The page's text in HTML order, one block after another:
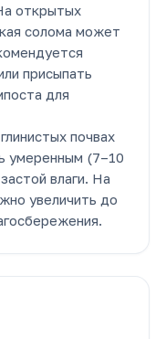
открытых
солома может
присыпать
для
почвах
умеренным (7–10
влаги. На
увеличить до